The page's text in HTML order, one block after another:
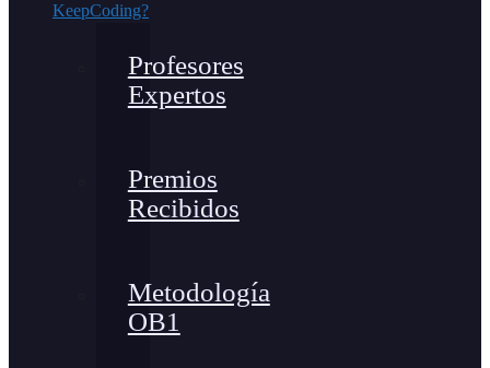
KeepCoding?
Profesores
Expertos
Premios
Recibidos
Metodología
OB1